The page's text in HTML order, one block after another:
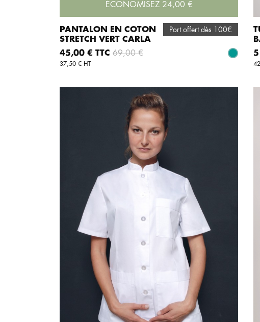
AJOUTER AU PANIER
ÉCONOMISEZ 24,00 €
PANTALON EN COTON
STRETCH VERT CARLA
Port offert dès 100€
Prix
45,00 € TTC Prix de base
69,00 €
37,50 € HT
Vert mint